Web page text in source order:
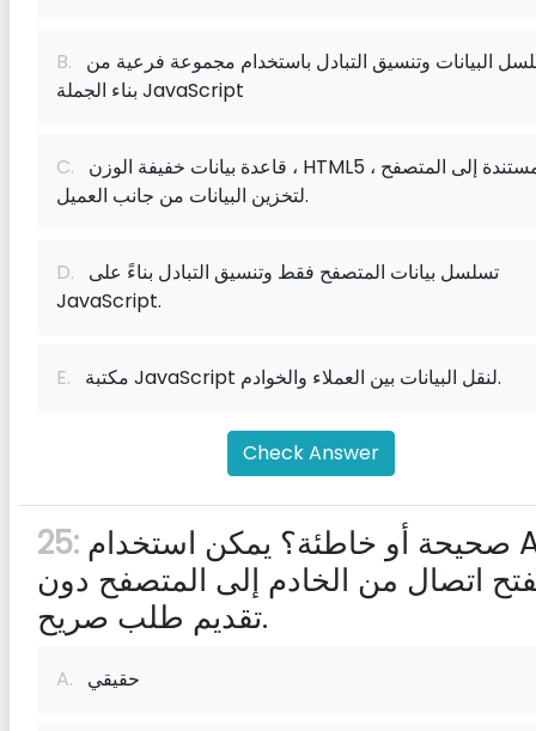
B.
بناء الجملة JavaScript
C.
لتخزين البيانات من جانب العميل.
D.
JavaScript.
E. مكتبة JavaScript لنقل البيانات بين العملاء والخوادم.
Check Answer
25:
اتصال من الخادم إلى المتصفح دون
تقديم طلب صريح.
A. حقيقي